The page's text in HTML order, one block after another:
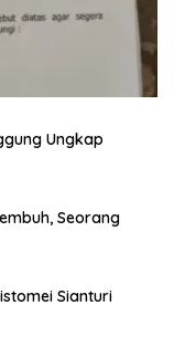
Ungkap
Seorang
Sianturi